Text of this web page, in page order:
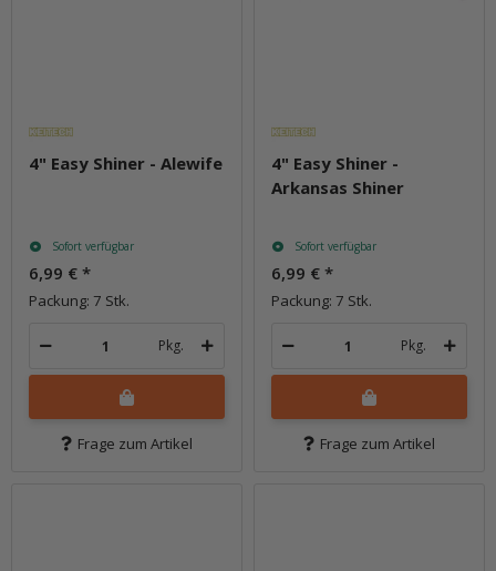
4" Easy Shiner - Alewife
Sofort verfügbar
6,99 € *
Packung: 7 Stk.
Pkg.
Frage zum Artikel
4" Easy Shiner -
Arkansas Shiner
Sofort verfügbar
6,99 € *
Packung: 7 Stk.
Pkg.
Frage zum Artikel